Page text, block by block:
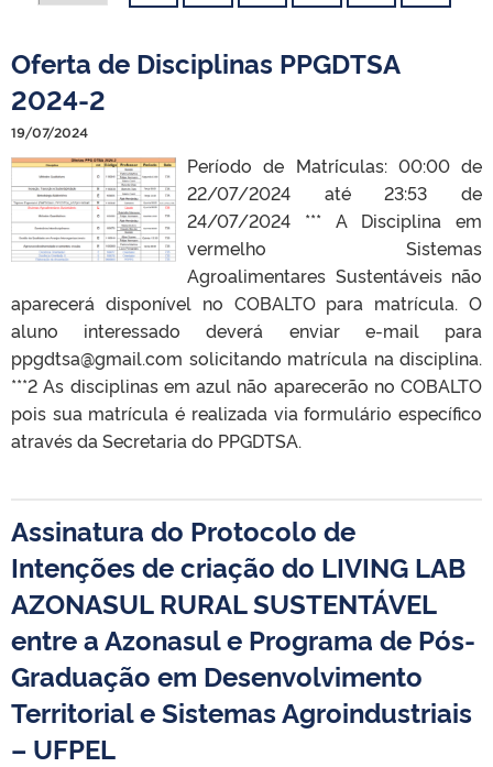
Oferta de Disciplinas PPGDTSA
2024-2
19/07/2024
Período de Matr´ículas: 00:00 de
22/07/2024 até 23:53 de
24/07/2024 *** A Disciplina em
vermelho Sistemas
Agroalimentares Sustentáveis não
aparecerá disponível no COBALTO para matrícula. O
aluno interessado deverá enviar e-mail para
ppgdtsa@gmail.com solicitando matrícula na disciplina.
***2 As disciplinas em azul não aparecerão no COBALTO
pois sua matrícula é realizada via formulário específico
através da Secretaria do PPGDTSA.
Assinatura do Protocolo de
Intenções de criação do LIVING LAB
AZONASUL RURAL SUSTENTÁVEL
entre a Azonasul e Programa de Pós-
Graduação em Desenvolvimento
Territorial e Sistemas Agroindustriais
– UFPEL